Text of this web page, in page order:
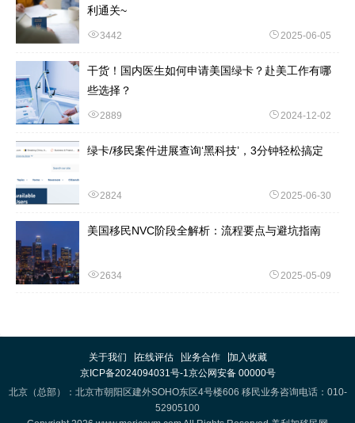
利通关~
3442 2025-06-05
干货！国内医生如何申请美国绿卡？赴美工作有哪
些选择？
2889 2024-12-02
绿卡/移民案件进展查询‘黑科技’，3分钟轻松搞定
2824 2025-06-30
美国移民NVC阶段全解析：流程要点与避坑指南
2634 2025-05-09
关于我们 在线评估 业务合作
加入收藏
京ICP备2024094031号-1京公网安备 00000号
北京（总部）：北京市朝阳区建外SOHO东区4号楼606 移民业务咨询电话：010-
52905100